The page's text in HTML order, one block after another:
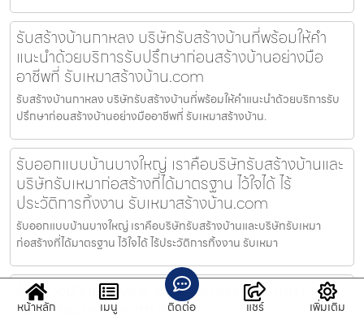
รับสร้างบ้านกาหลง บริษัทรับสร้างบ้านที่พร้อมให้คำ
แนะนำด้วยบริการรับปรึกษาก่อนสร้างบ้านอย่างมือ
อาชีพที่ รับเหมาสร้างบ้าน.com
รับสร้างบ้านกาหลง บริษัทรับสร้างบ้านที่พร้อมให้คำแนะนำด้วยบริการรับ
ปรึกษาก่อนสร้างบ้านอย่างมืออาชีพที่ รับเหมาสร้างบ้าน.
รับออกแบบบ้านบางใหญ่ เราคือบริษัทรับสร้างบ้านและ
บริษัทรับเหมาก่อสร้างที่ได้มาตรฐาน ไว้ใจได้ ไร้
ประวัติการทิ้งงาน รับเหมาสร้างบ้าน.com
รับออกแบบบ้านบางใหญ่ เราคือบริษัทรับสร้างบ้านและบริษัทรับเหมา
ก่อสร้างที่ได้มาตรฐาน ไว้ใจได้ ไร้ประวัติการทิ้งงาน รับเหมา
รับสร้างบ้านคลองเตย รับสร้างบ้าน ออกแบบบ้าน รับ
หน้าหลัก เมนู ติดต่อ แชร์ เพิ่มเติม